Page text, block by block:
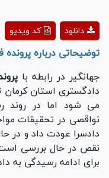
کد ویدیو دانلود
توضیحاتی درباره پرونده
جهانگیر در رابطه با
دادگستری استان کرمان
می شود اما در روند
نواقصی در تحقیقات
دادسرا عودت داد و در
نقص در حال بررسی
برای ادامه رسیدگی به